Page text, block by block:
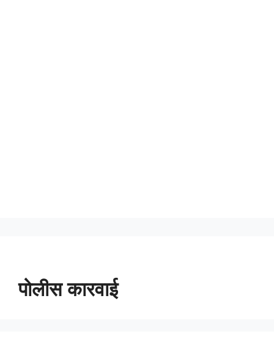
पोलीस कारवाई